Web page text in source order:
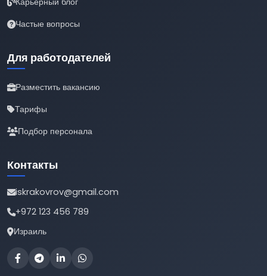
Частые вопросы
Для работодателей
Разместить вакансию
Тарифы
Подбор персонала
Контакты
iskrakovrov@gmail.com
+972 123 456 789
Израиль